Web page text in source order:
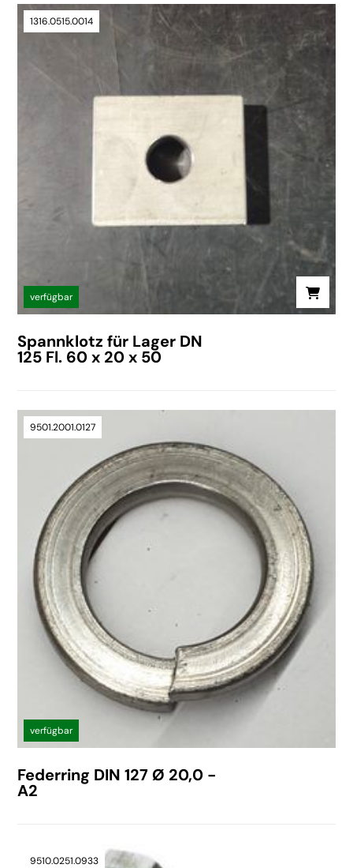
1316.0515.0014
verfügbar
Spannklotz für Lager DN
125 Fl. 60 x 20 x 50
9501.2001.0127
verfügbar
Federring DIN 127 Ø 20,0 -
A2
9510.0251.0933